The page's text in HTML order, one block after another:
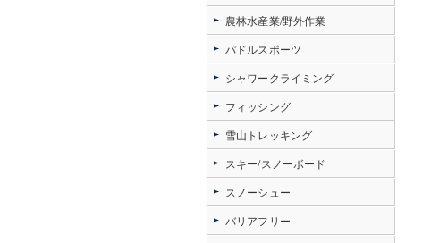
農林水産業/野外作業
パドルスポーツ
シャワークライミング
フィッシング
雪山トレッキング
スキー/スノーボード
スノーシュー
バリアフリー